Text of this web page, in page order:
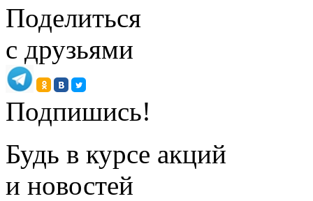
Поделиться
с друзьями
Подпишись!
Будь в курсе акций
и новостей